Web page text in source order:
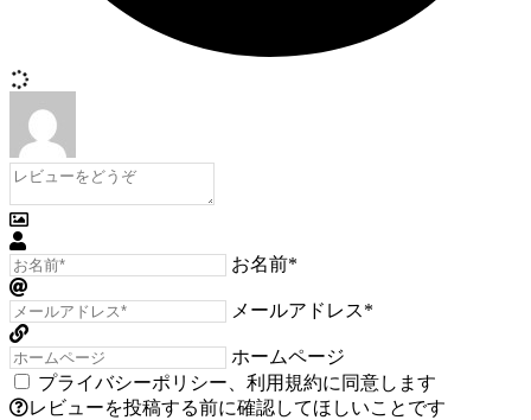
お名前*
メールアドレス*
ホームページ
プライバシーポリシー
利用規約に同意します
レビューを投稿する前に確認してほしいことです